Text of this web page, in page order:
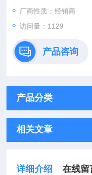
厂商性质：经销商
访问量：1129
产品咨询
产品分类
相关文章
详细介绍 在线留